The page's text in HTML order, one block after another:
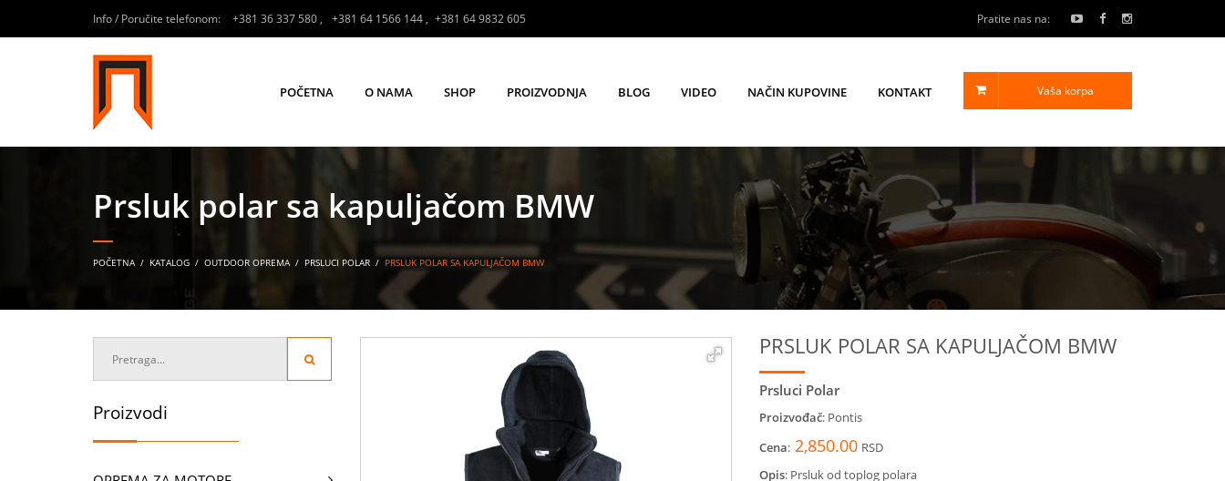
Info / Poručite telefonom: +381 36 337 580 , +381 64 1566 144 , +381 64 9832 605 Pratite nas na:
Vaša korpa
POČETNA O NAMA SHOP PROIZVODNJA BLOG VIDEO NAČIN KUPOVINE KONTAKT
Prsluk polar sa kapuljačom BMW
POČETNA / KATALOG / OUTDOOR OPREMA / PRSLUCI POLAR / PRSLUK POLAR SA KAPULJAČOM BMW
PRSLUK POLAR SA KAPULJAČOM BMW
Prsluci Polar
Proizvođač: Pontis
Cena: 2,850.00 RSD
Opis: Prsluk od toplog polara
Proizvodi